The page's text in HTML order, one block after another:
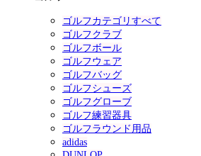
ゴルフカテゴリすべて
ゴルフクラブ
ゴルフボール
ゴルフウェア
ゴルフバッグ
ゴルフシューズ
ゴルフグローブ
ゴルフ練習器具
ゴルフラウンド用品
adidas